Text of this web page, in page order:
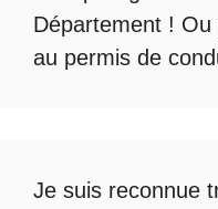
Département !
au permis de
Je suis reconnue